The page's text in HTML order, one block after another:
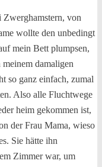
von
wollte den unbedingt
mein Bett plumpsen,
damaligen
so ganz einfach, zumal
Also alle Fluchtwege
heim gekommen ist,
der Frau Mama, wieso
Sie hätte ihn
Zimmer war, um